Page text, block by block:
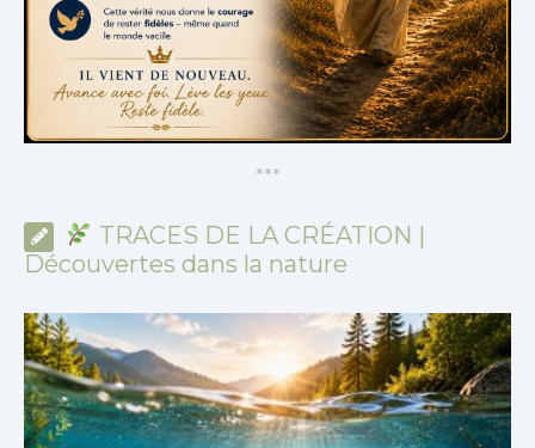
***
TRACES DE LA CRÉATION |
Découvertes dans la nature